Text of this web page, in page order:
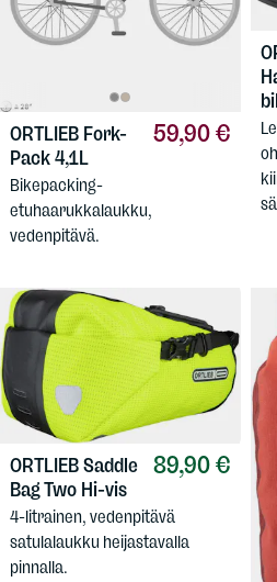
59,90 €
ORTLIEB Fork-
Pack 4,1L
Bikepacking-
etuhaarukkalaukku,
vedenpitävä.
89,90 €
ORTLIEBSaddle
Bag Two Hi-vis
4-litrainen, vedenpitävä
satulalaukku heijastavalla
pinnalla.